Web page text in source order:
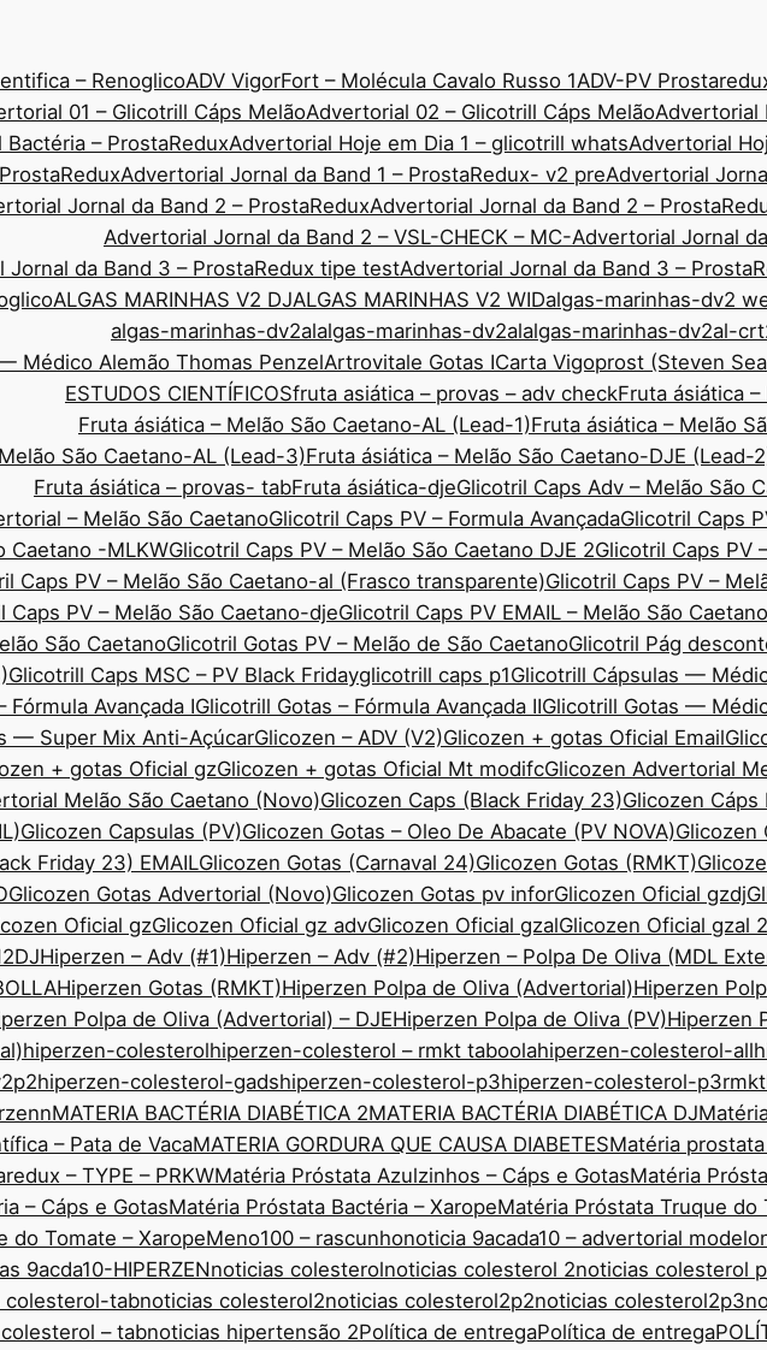
– RenoglicoADV VigorFort – Molécula Cavalo Russo 1ADV-PV
01 – Glicotrill Cáps MelãoAdvertorial 02 – Glicotrill Cáps MelãoAdvertorial
– ProstaReduxAdvertorial Hoje em Dia 1 – glicotrill whatsAdvertorial
Advertorial Jornal da Band 1 – ProstaRedux- v2 preAdvertorial
Jornal da Band 2 – ProstaReduxAdvertorial Jornal da Band 2 –
Advertorial Jornal da Band 2 – VSL-CHECK – MC-Advertorial Jornal
Jornal da Band 3 – ProstaRedux tipe testAdvertorial Jornal da Band 3 –
ALGAS MARINHAS V2 DJALGAS MARINHAS V2 WIDalgas-marinhas-dv2
algas-marinhas-dv2alalgas-marinhas-dv2alalgas-marinhas-dv2al-
Médico Alemão Thomas PenzelArtrovitale Gotas ICarta Vigoprost (Steven
ESTUDOS CIENTÍFICOSfruta asiática – provas – adv checkFruta ásiática
Fruta ásiática – Melão São Caetano-AL (Lead-1)Fruta ásiática – Melão
São Caetano-AL (Lead-3)Fruta ásiática – Melão São Caetano-DJE (Lead-
Fruta ásiática – provas- tabFruta ásiática-djeGlicotril Caps Adv – Melão São
– Melão São CaetanoGlicotril Caps PV – Formula AvançadaGlicotril Caps
Caetano -MLKWGlicotril Caps PV – Melão São Caetano DJE 2Glicotril Caps PV
Caps PV – Melão São Caetano-al (Frasco transparente)Glicotril Caps PV –
Caps PV – Melão São Caetano-djeGlicotril Caps PV EMAIL – Melão São Caetano
São CaetanoGlicotril Gotas PV – Melão de São CaetanoGlicotril Pág
Glicotrill Caps MSC – PV Black Fridayglicotrill caps p1Glicotrill Cápsulas —
Fórmula Avançada IGlicotrill Gotas – Fórmula Avançada IIGlicotrill Gotas —
— Super Mix Anti-AçúcarGlicozen – ADV (V2)Glicozen + gotas Oficial Email
+ gotas Oficial gzGlicozen + gotas Oficial Mt modifcGlicozen Advertorial
Melão São Caetano (Novo)Glicozen Caps (Black Friday 23)Glicozen Cáps
Glicozen Capsulas (PV)Glicozen Gotas – Oleo De Abacate (PV NOVA)Glicozen
Friday 23) EMAILGlicozen Gotas (Carnaval 24)Glicozen Gotas (RMKT)
Glicozen Gotas Advertorial (Novo)Glicozen Gotas pv inforGlicozen Oficial gzdj
Oficial gzGlicozen Oficial gz advGlicozen Oficial gzalGlicozen Oficial gzal 2
Hiperzen – Adv (#1)Hiperzen – Adv (#2)Hiperzen – Polpa De Oliva (MDL
Hiperzen Gotas (RMKT)Hiperzen Polpa de Oliva (Advertorial)Hiperzen
Polpa de Oliva (Advertorial) – DJEHiperzen Polpa de Oliva (PV)Hiperzen
hiperzen-colesterolhiperzen-colesterol – rmkt taboolahiperzen-colesterol-all
hiperzen-colesterol-gadshiperzen-colesterol-p3hiperzen-colesterol-p3rmkt
MATERIA BACTÉRIA DIABÉTICA 2MATERIA BACTÉRIA DIABÉTICA DJ
– Pata de VacaMATERIA GORDURA QUE CAUSA DIABETESMatéria
– TYPE – PRKWMatéria Próstata Azulzinhos – Cáps e GotasMatéria
– Cáps e GotasMatéria Próstata Bactéria – XaropeMatéria Próstata Truque do
do Tomate – XaropeMeno100 – rascunhonoticia 9acada10 – advertorial modelo
9acda10-HIPERZENnoticias colesterolnoticias colesterol 2noticias colesterol
colesterol-tabnoticias colesterol2noticias colesterol2p2noticias colesterol2p3
– tabnoticias hipertensão 2Política de entregaPolítica de entrega